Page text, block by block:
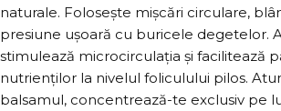
naturale. Folosește mișcări circulare,
presiune ușoară cu buricele degetelor.
stimulează microcirculația și facilitează
nutrienților la nivelul foliculului pilos.
balsamul, concentrează-te exclusiv pe